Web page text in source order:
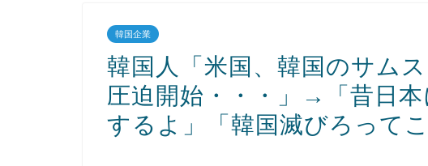
韓国企業
韓国人「米国、韓国のサム
圧迫開始・・・」→「昔日
するよ」「韓国滅びろって